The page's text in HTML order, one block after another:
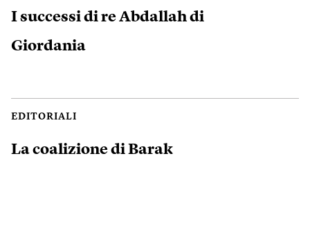
I successi di re Abdallah di
Giordania
EDITORIALI
La coalizione di Barak